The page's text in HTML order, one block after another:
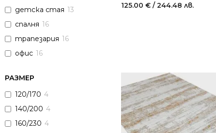
детска стая 13
спалня 16
трапезария 16
офис 16
РАЗМЕР
120/170 4
140/200 4
160/230 4
125.00 € / 244.48 лв.